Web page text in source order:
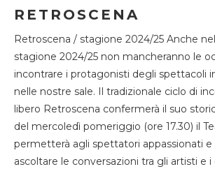
RETROSCENA
Retroscena / stagione 2024/25 Anche
stagione 2024/25 non mancheranno le
incontrare i protagonisti degli spettacoli
nelle nostre sale. Il tradizionale ciclo di
libero Retroscena confermerà il suo
del mercoledì pomeriggio (ore 17.30) il
permetterà agli spettatori appassionati e
ascoltare le conversazioni tra gli artisti e